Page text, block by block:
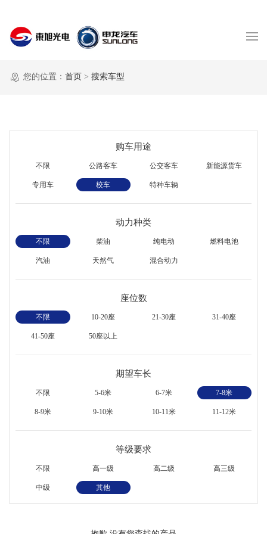
您的位置： 首页 > 搜索车型
购车用途
不限 公路客车 公交客车 新能源货车
专用车 校车 特种车辆
动力种类
不限 柴油 纯电动 燃料电池
汽油 天然气 混合动力
座位数
不限 10-20座 21-30座 31-40座
41-50座 50座以上
期望车长
不限 5-6米 6-7米 7-8米
8-9米 9-10米 10-11米 11-12米
等级要求
不限 高一级 高二级 高三级
中级 其他